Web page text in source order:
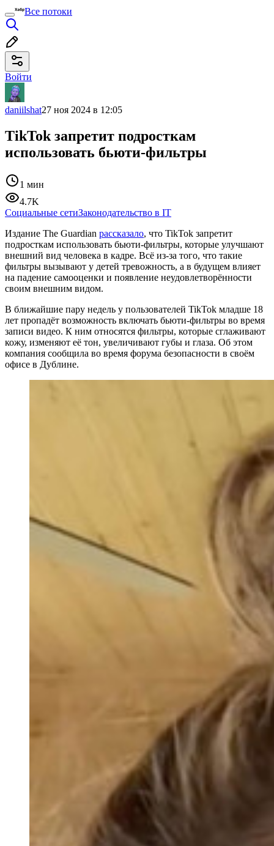
Все потоки
Войти
daniilshat27 ноя 2024 в 12:05
TikTok запретит подросткам
использовать бьюти-фильтры
1 мин
4.7K
Социальные сетиЗаконодательство в IT
Издание The Guardian рассказало, что TikTok запретит
подросткам использовать бьюти-фильтры, которые улучшают
внешний вид человека в кадре. Всё из-за того, что такие
фильтры вызывают у детей тревожность, а в будущем влияет
на падение самооценки и появление неудовлетворённости
своим внешним видом.
В ближайшие пару недель у пользователей TikTok младше 18
лет пропадёт возможность включать бьюти-фильтры во время
записи видео. К ним относятся фильтры, которые сглаживают
кожу, изменяют её тон, увеличивают губы и глаза. Об этом
компания сообщила во время форума безопасности в своём
офисе в Дублине.